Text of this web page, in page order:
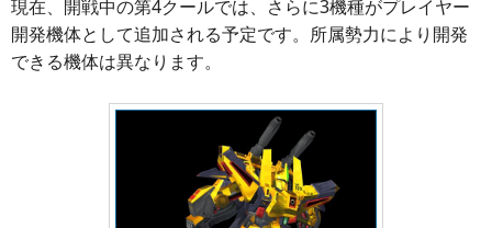
現在、開戦中の第4クールでは、さらに3機種がプレイヤー
開発機体として追加される予定です。所属勢力により開発
できる機体は異なります。